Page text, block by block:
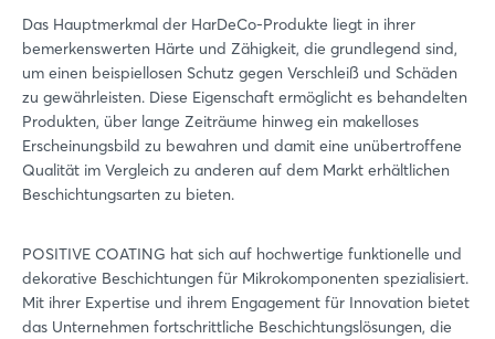
Das Hauptmerkmal der HarDeCo-Produkte liegt in ihrer
bemerkenswerten Härte und Zähigkeit, die grundlegend sind,
um einen beispiellosen Schutz gegen Verschleiß und Schäden
zu gewährleisten. Diese Eigenschaft ermöglicht es behandelten
Produkten, über lange Zeiträume hinweg ein makelloses
Erscheinungsbild zu bewahren und damit eine unübertroffene
Qualität im Vergleich zu anderen auf dem Markt erhältlichen
Beschichtungsarten zu bieten.
POSITIVE COATING hat sich auf hochwertige funktionelle und
dekorative Beschichtungen für Mikrokomponenten spezialisiert.
Mit ihrer Expertise und ihrem Engagement für Innovation bietet
das Unternehmen fortschrittliche Beschichtungslösungen, die
Login
Passwort vergessen?